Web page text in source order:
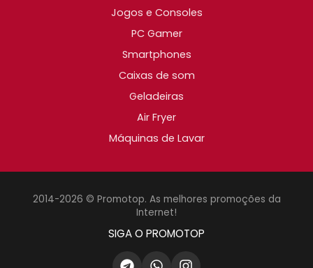
Jogos e Consoles
PC Gamer
Smartphones
Caixas de som
Geladeiras
Air Fryer
Máquinas de Lavar
2014-2026 © Promotop. As melhores promoções da
Internet!
SIGA O PROMOTOP